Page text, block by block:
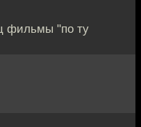
фильмы "по ту